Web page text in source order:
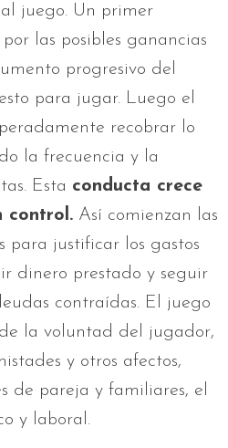
juego. Un primer
las posibles ganancias
progresivo del
para jugar. Luego el
recobrar lo
la frecuencia y la
Esta conducta crece
control. Así comienzan las
para justificar los gastos
dinero prestado y seguir
contraídas. El juego
la voluntad del jugador,
y otros afectos,
de pareja y familiares, el
y laboral.